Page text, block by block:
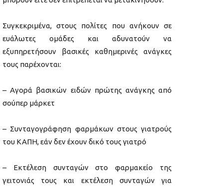
Συγκεκριμένα, στους πολίτες που ανήκουν σε
ευάλωτες ομάδες και αδυνατούν να
εξυπηρετήσουν βασικές καθημερινές ανάγκες
τους παρέχονται:
– Αγορά βασικών ειδών πρώτης ανάγκης από
σούπερ μάρκετ
– Συνταγογράφηση φαρμάκων στους γιατρούς
του ΚΑΠΗ, εάν δεν έχουν δικό τους γιατρό
– Εκτέλεση συνταγών στο φαρμακείο της
γειτονιάς τους και εκτέλεση συνταγών για